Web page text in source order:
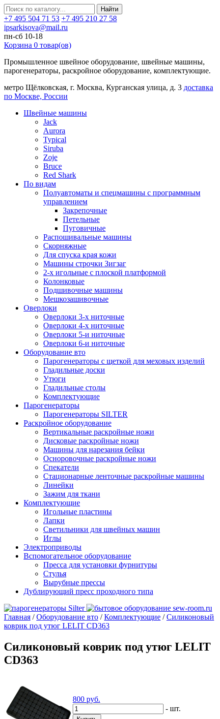
Найти
+7 495 504 71 53 +7 495 210 27 58
ipsarkisova@mail.ru
пн-сб 10-18
Корзина 0 товар(ов)
Промышленное швейное оборудование, швейные машины,
парогенераторы, раскройное оборудование, комплектующие.
метро Щёлковская, г. Москва, Курганская улица, д. 3 доставка
по Москве, России
Швейные машины
Jack
Aurora
Typical
Siruba
Zoje
Bruce
Red Shark
По видам
Полуавтоматы и спецмашины с программным
управлением
Закрепочные
Петельные
Пуговичные
Распошивальные машины
Скорняжные
Для спуска края кожи
Машины строчки Зигзаг
2-х игольные с плоской платформой
Колонковые
Подшивочные машины
Мешкозашивочные
Оверлоки
Оверлоки 3-х ниточные
Оверлоки 4-х ниточные
Оверлоки 5-и ниточные
Оверлоки 6-и ниточные
Оборудование вто
Парогенераторы с щеткой для меховых изделий
Гладильные доски
Утюги
Гладильные столы
Комплектующие
Парогенераторы
Парогенераторы SILTER
Раскройное оборудование
Вертикальные раскройные ножи
Дисковые раскройные ножи
Машины для нарезания бейки
Осноровочные раскройные ножи
Спекатели
Стационарные ленточные раскройные машины
Линейки
Зажим для ткани
Комплектующие
Игольные пластины
Лапки
Светильники для швейных машин
Иглы
Электроприводы
Вспомогательное оборудование
Пресса для установки фурнитуры
Стулья
Вырубные прессы
Дублирующий пресс проходного типа
Главная /Оборудование вто /Комплектующие /Силиконовый
коврик под утюг LELIT CD363
Силиконовый коврик под утюг LELIT
CD363
800 руб.
- шт.